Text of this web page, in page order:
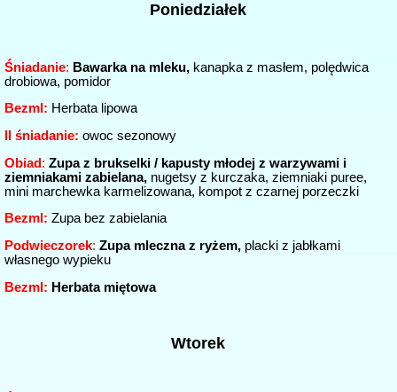
Poniedziałek
Śniadanie: Bawarka na mleku, kanapka z masłem, polędwica
drobiowa, pomidor
Bezml: Herbata lipowa
II śniadanie: owoc sezonowy
Obiad : Zupa z brukselki / kapusty młodej z warzywami i
ziemniakami zabielana, nugetsy z kurczaka, ziemniaki puree,
mini marchewka karmelizowana, kompot z czarnej porzeczki
Bezml: Zupa bez zabielania
Podwieczorek: Zupa mleczna z ryżem, placki z jabłkami
własnego wypieku
Bezml: Herbata miętowa
Wtorek